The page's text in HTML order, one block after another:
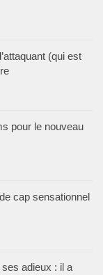
(qui est
pour le nouveau
cap sensationnel
adieux : il a